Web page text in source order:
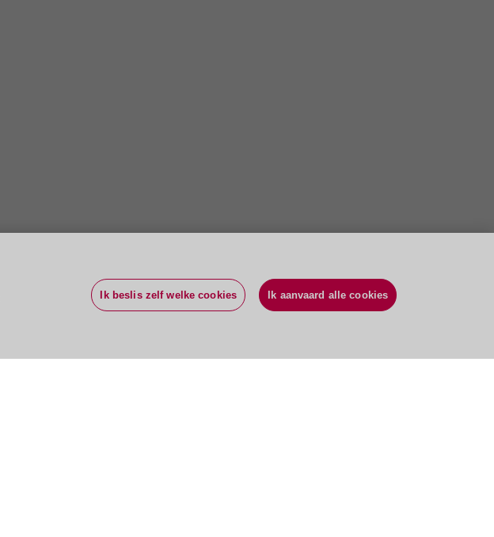
Ik beslis zelf welke cookies Ik aanvaard alle cookies